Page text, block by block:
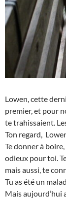
Lowen, cette
premier, et pour
te trahissaient.
Ton regard,
Te donner à
odieux pour toi.
mais aussi, te
Tu as été un
Mais aujourd’hui